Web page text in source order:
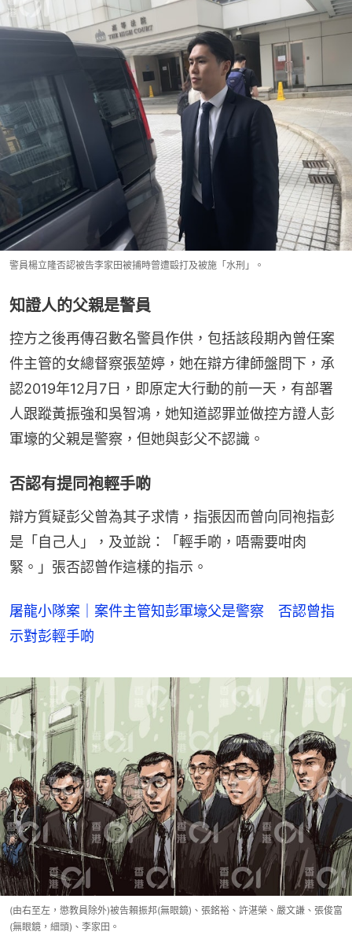
警員楊立隆否認被告李家田被捕時曾遭毆打及被施「水刑」。
知證人的父親是警員
控方之後再傳召數名警員作供，包括該段期內曾任案
件主管的女總督察張堃婷，她在辯方律師盤問下，承
認2019年12月7日，即原定大行動的前一天，有部署
人跟蹤黃振強和吳智鴻，她知道認罪並做控方證人彭
軍壕的父親是警察，但她與彭父不認識。
否認有提同袍輕手啲
辯方質疑彭父曾為其子求情，指張因而曾向同袍指彭
是「自己人」，及並說：「輕手啲，唔需要咁肉
緊。」張否認曾作這樣的指示。
屠龍小隊案｜案件主管知彭軍壕父是警察 否認曾指
示對彭輕手啲
(由右至左，懲教員除外)被告賴振邦(無眼鏡)、張銘裕、許湛榮、嚴文謙、張俊富
(無眼鏡，細頭)、李家田。